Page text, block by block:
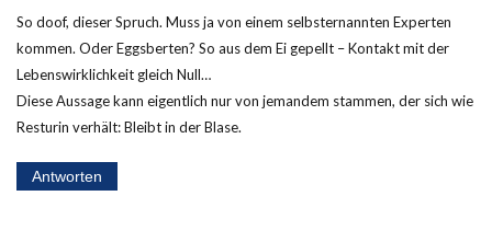
So doof, dieser Spruch. Muss ja von einem selbsternannten Experten
kommen. Oder Eggsberten? So aus dem Ei gepellt – Kontakt mit der
Lebenswirklichkeit gleich Null…
Diese Aussage kann eigentlich nur von jemandem stammen, der sich wie
Resturin verhält: Bleibt in der Blase.
Antworten